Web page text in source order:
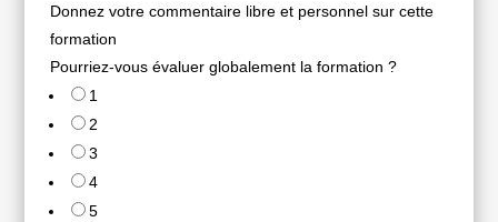
Donnez votre commentaire libre et personnel sur cette
formation
Pourriez-vous évaluer globalement la formation ?
1
2
3
4
5